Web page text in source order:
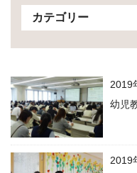
カテゴリー
2019
幼児
2019